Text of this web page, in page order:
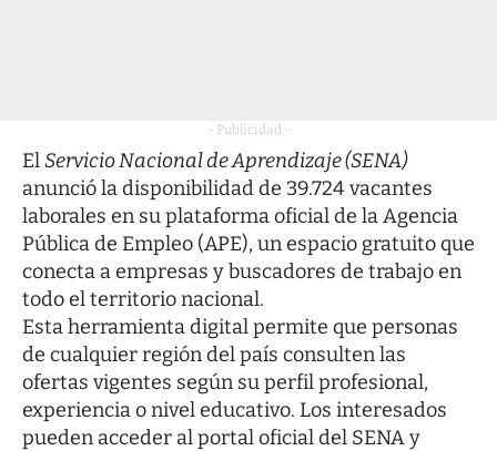
- Publicidad -
ElServicio Nacional de Aprendizaje (SENA)
anunció la disponibilidad de 39.724 vacantes
laborales en su plataforma oficial de la Agencia
Pública de Empleo (APE), un espacio gratuito que
conecta a empresas y buscadores de trabajo en
todo el territorio nacional.
Esta herramienta digital permite que personas
de cualquier región del país consulten las
ofertas vigentes según su perfil profesional,
experiencia o nivel educativo. Los interesados
pueden acceder al portal oficial del SENA y